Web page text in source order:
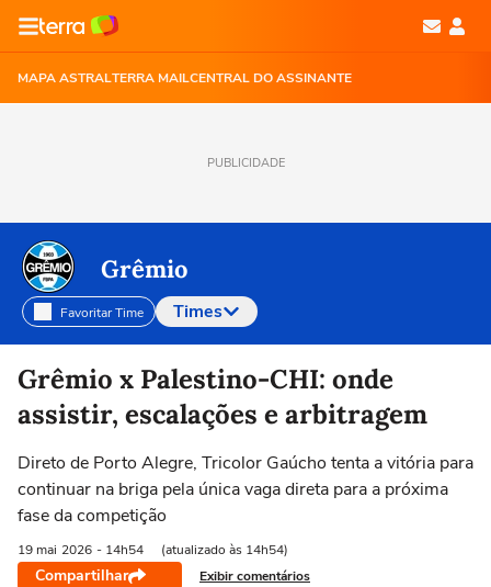
MAPA ASTRALTERRA MAILCENTRAL DO ASSINANTE
PUBLICIDADE
Grêmio
Favoritar Time Times
Selecione o time para ver as notícias
Grêmio x Palestino-CHI: onde
assistir, escalações e arbitragem
Direto de Porto Alegre, Tricolor Gaúcho tenta a vitória para
continuar na briga pela única vaga direta para a próxima
fase da competição
19 mai 2026 - 14h54 (atualizado às 14h54)
Compartilhar Exibir comentários